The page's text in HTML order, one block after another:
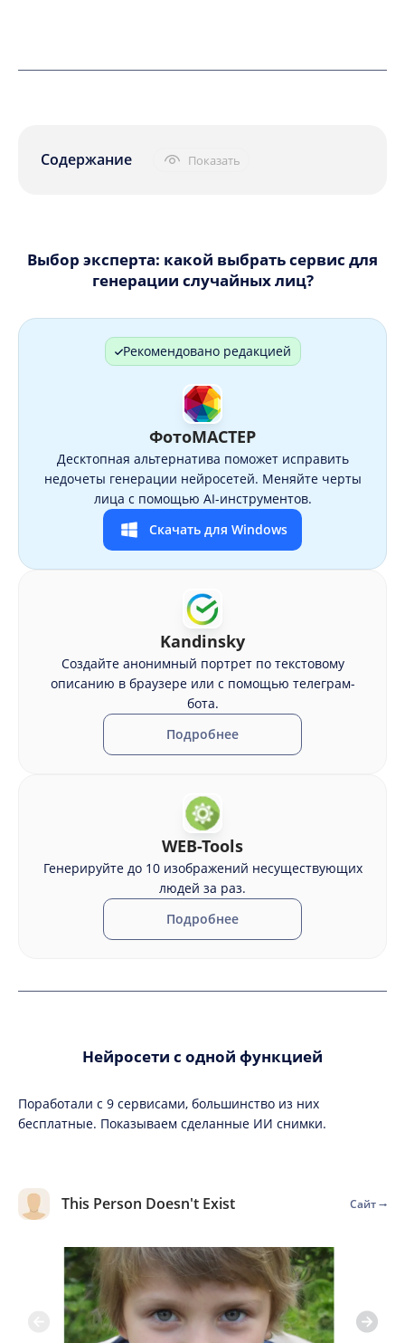
Содержание Показать
Выбор эксперта: какой выбрать сервис для
генерации случайных лиц?
Рекомендовано редакцией
ФотоМАСТЕР
Десктопная альтернатива поможет исправить
недочеты генерации нейросетей. Меняйте черты
лица с помощью AI-инструментов.
Скачать для Windows
Kandinsky
Создайте анонимный портрет по текстовому
описанию в браузере или с помощью телеграм-
бота.
Подробнее
WEB-Tools
Генерируйте до 10 изображений несуществующих
людей за раз.
Подробнее
Нейросети с одной функцией
Поработали с 9 сервисами, большинство из них
бесплатные. Показываем сделанные ИИ снимки.
This Person Doesn't Exist Сайт